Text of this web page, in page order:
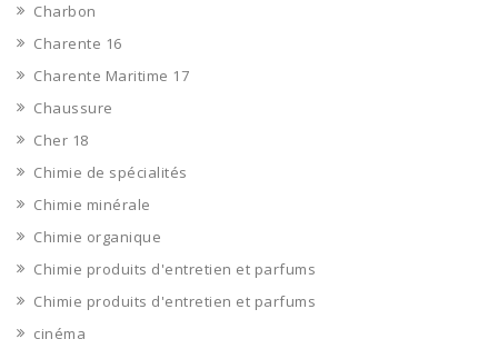
Charbon
Charente 16
Charente Maritime 17
Chaussure
Cher 18
Chimie de spécialités
Chimie minérale
Chimie organique
Chimie produits d'entretien et parfums
Chimie produits d'entretien et parfums
cinéma